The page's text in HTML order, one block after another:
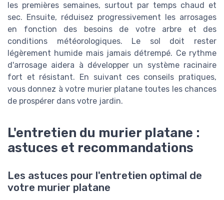
les premières semaines, surtout par temps chaud et
sec. Ensuite, réduisez progressivement les arrosages
en fonction des besoins de votre arbre et des
conditions météorologiques. Le sol doit rester
légèrement humide mais jamais détrempé. Ce rythme
d'arrosage aidera à développer un système racinaire
fort et résistant. En suivant ces conseils pratiques,
vous donnez à votre murier platane toutes les chances
de prospérer dans votre jardin.
L'entretien du murier platane :
astuces et recommandations
Les astuces pour l'entretien optimal de
votre murier platane